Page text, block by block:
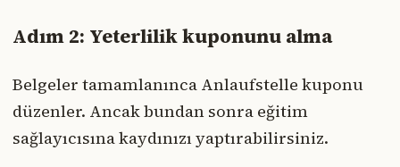
Adım 2: Yeterlilik kuponunu alma
Belgeler tamamlanınca Anlaufstelle kuponu
düzenler. Ancak bundan sonra eğitim
sağlayıcısına kaydınızı yaptırabilirsiniz.